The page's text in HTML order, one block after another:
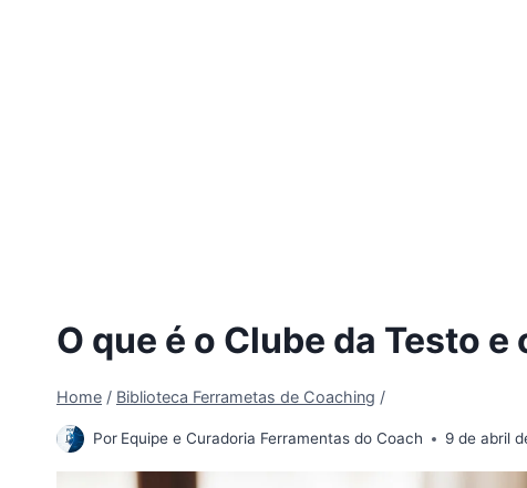
O que é o Clube da Testo
Home / Biblioteca Ferrametas de Coaching /
Por Equipe e Curadoria Ferramentas do Coach 9 de abril